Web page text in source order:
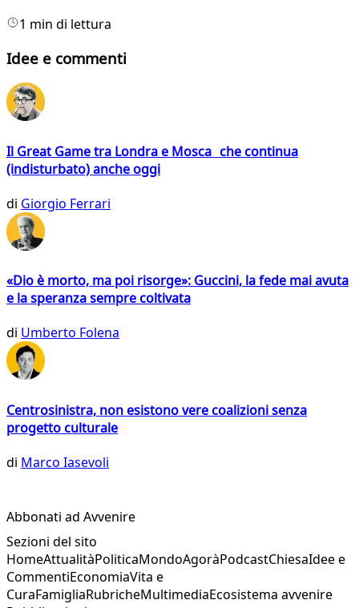
1 min di lettura
Idee e commenti
Il Great Game tra Londra e Mosca che continua
(indisturbato) anche oggi
di Giorgio Ferrari
«Dio è morto, ma poi risorge»: Guccini, la fede mai avuta
e la speranza sempre coltivata
di Umberto Folena
Centrosinistra, non esistono vere coalizioni senza
progetto culturale
di Marco Iasevoli
Abbonati ad Avvenire
Sezioni del sito
HomeAttualitàPoliticaMondoAgoràPodcastChiesaIdee e
CommentiEconomiaVita e
CuraFamigliaRubricheMultimediaEcosistema avvenire